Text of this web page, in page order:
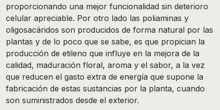
proporcionando una mejor funcionalidad sin deterioro
celular apreciable. Por otro lado las poliaminas y
oligosacáridos son producidos de forma natural por las
plantas y de lo poco que se sabe, es que propician la
producción de etileno que influye en la mejora de la
calidad, maduración floral, aroma y el sabor, a la vez
que reducen el gasto extra de energía que supone la
fabricación de estas sustancias por la planta, cuando
son suministrados desde el exterior.